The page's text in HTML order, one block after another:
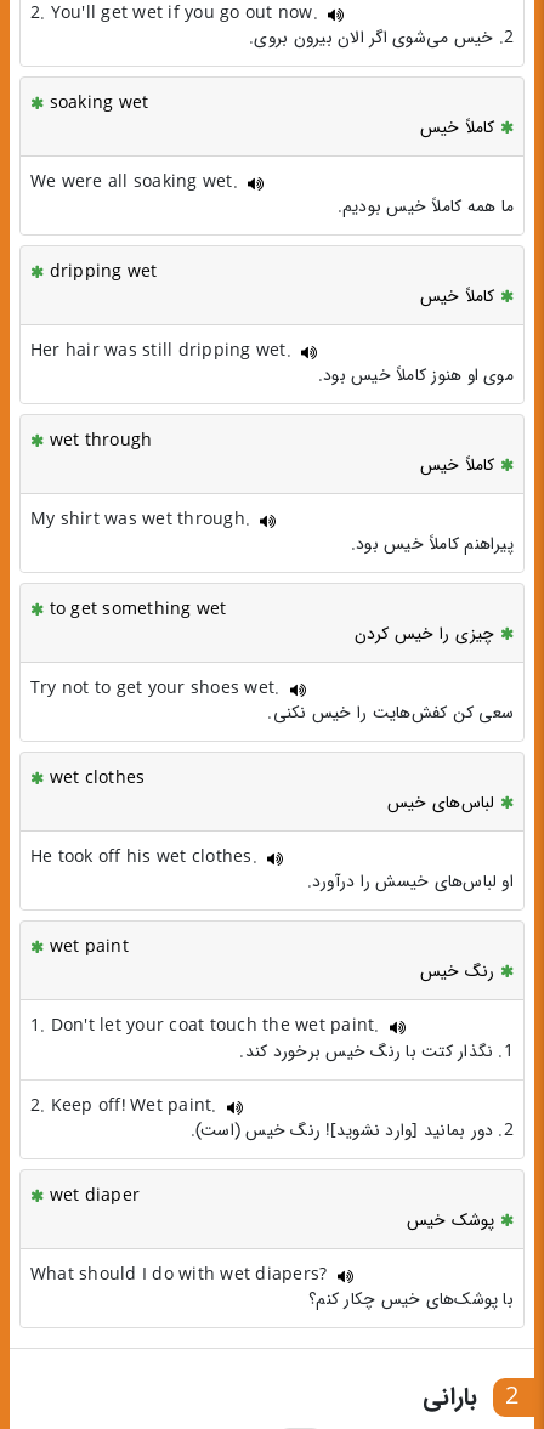
2. You'll get wet if you go out now.
2. خیس می‌شوی اگر الان بیرون بروی.
soaking wet
کاملاً خیس
We were all soaking wet.
ما همه کاملاً خیس بودیم.
dripping wet
کاملاً خیس
Her hair was still dripping wet.
موی او هنوز کاملاً خیس بود.
wet through
کاملاً خیس
My shirt was wet through.
پیراهنم کاملاً خیس بود.
to get something wet
چیزی را خیس کردن
Try not to get your shoes wet.
سعی کن کفش‌هایت را خیس نکنی.
wet clothes
لباس‌های خیس
He took off his wet clothes.
او لباس‌های خیسش را درآورد.
wet paint
رنگ خیس
1. Don't let your coat touch the wet paint.
1. نگذار کتت با رنگ خیس برخورد کند.
2. Keep off! Wet paint.
2. دور بمانید [وارد نشوید]! رنگ خیس (است).
wet diaper
پوشک خیس
What should I do with wet diapers?
با پوشک‌های خیس چکار کنم؟
2 بارانی